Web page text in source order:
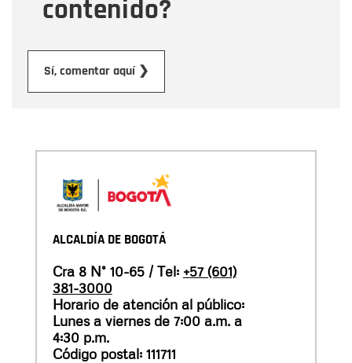
contenido?
Sí, comentar aquí ❯
ALCALDÍA DE BOGOTÁ
Cra 8 N° 10-65 / Tel: +57 (601)
381-3000
Horario de atención al público:
Lunes a viernes de 7:00 a.m. a
4:30 p.m.
Código postal: 111711